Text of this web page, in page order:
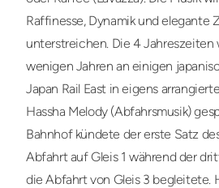
Raffinesse, Dynamik und elegante
unterstreichen. Die 4 Jahreszeiten
wenigen Jahren an einigen
Japan Rail East in eigens
Hassha Melody (Abfahrsmusik)
Bahnhof kündete der erste Satz
Abfahrt auf Gleis 1 während der
die Abfahrt von Gleis 3 begleitete.